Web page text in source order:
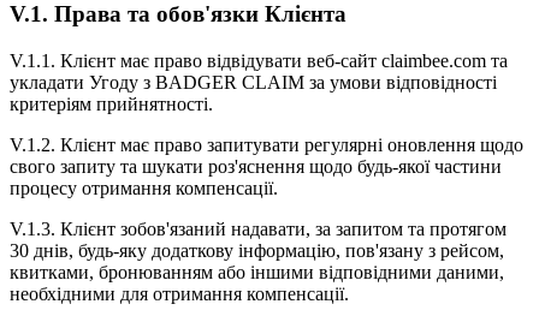
V.1. Права та обов'язки Клієнта
V.1.1. Клієнт має право відвідувати веб-сайт claimbee.com та
укладати Угоду з BADGER CLAIM за умови відповідності
критеріям прийнятності.
V.1.2. Клієнт має право запитувати регулярні оновлення щодо
свого запиту та шукати роз'яснення щодо будь-якої частини
процесу отримання компенсації.
V.1.3. Клієнт зобов'язаний надавати, за запитом та протягом
30 днів, будь-яку додаткову інформацію, пов'язану з рейсом,
квитками, бронюванням або іншими відповідними даними,
необхідними для отримання компенсації.